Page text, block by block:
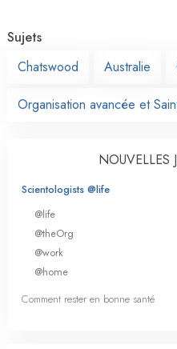
Sujets
Chatswood
Australie
Organisation avancée et
NOUVELLES
Scientologists @life
@life
@theOrg
@work
@home
Comment rester en bonne santé